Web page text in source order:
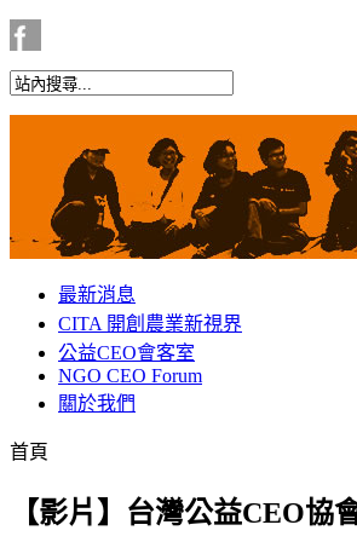
最新消息
CITA 開創農業新視界
公益CEO會客室
NGO CEO Forum
關於我們
首頁
【影片】台灣公益CEO協